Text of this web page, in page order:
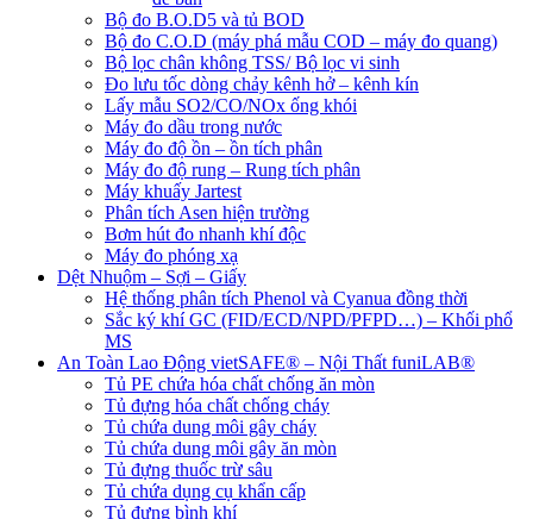
Bộ đo B.O.D5 và tủ BOD
Bộ đo C.O.D (máy phá mẫu COD – máy đo quang)
Bộ lọc chân không TSS/ Bộ lọc vi sinh
Đo lưu tốc dòng chảy kênh hở – kênh kín
Lấy mẫu SO2/CO/NOx ống khói
Máy đo dầu trong nước
Máy đo độ ồn – ồn tích phân
Máy đo độ rung – Rung tích phân
Máy khuấy Jartest
Phân tích Asen hiện trường
Bơm hút đo nhanh khí độc
Máy đo phóng xạ
Dệt Nhuộm – Sợi – Giấy
Hệ thống phân tích Phenol và Cyanua đồng thời
Sắc ký khí GC (FID/ECD/NPD/PFPD…) – Khối phổ
MS
An Toàn Lao Động vietSAFE® – Nội Thất funiLAB®
Tủ PE chứa hóa chất chống ăn mòn
Tủ đựng hóa chất chống cháy
Tủ chứa dung môi gây cháy
Tủ chứa dung môi gây ăn mòn
Tủ đựng thuốc trừ sâu
Tủ chứa dụng cụ khẩn cấp
Tủ đựng bình khí